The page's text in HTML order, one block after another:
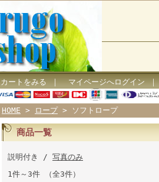
カートをみる｜ マイページへログイン
HOME > ロープ> ソフトロープ
商品一覧
説明付き / 写真のみ
1件～3件 （全3件）